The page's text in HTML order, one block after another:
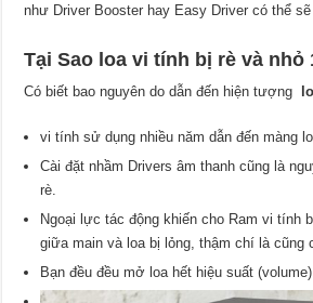
như Driver Booster hay Easy Driver có thể sẽ
Tại Sao loa vi tính bị rè và nhỏ
Có biết bao nguyên do dẫn đến hiện tượng
vi tính sử dụng nhiều năm dẫn đến màng
Cài đặt nhầm Drivers âm thanh cũng là
rè.
Ngoại lực tác động khiến cho Ram vi tính
giữa main và loa bị lỏng, thậm chí là cũng
Bạn đều đều mở loa hết hiệu suất